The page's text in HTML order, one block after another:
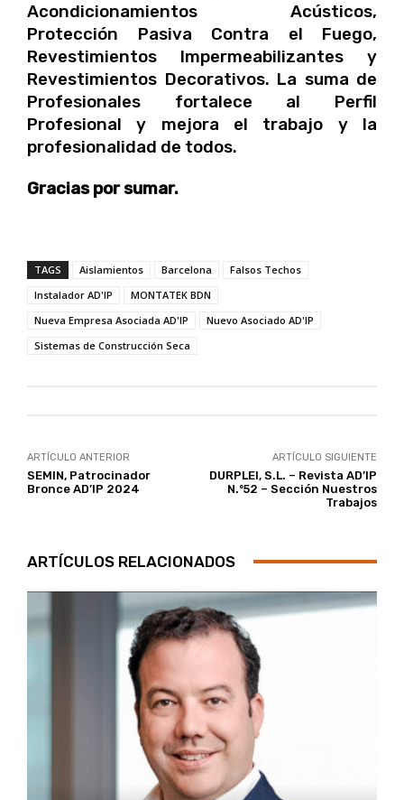
Acondicionamientos Acústicos,
Protección Pasiva Contra el Fuego,
Revestimientos Impermeabilizantes y
Revestimientos Decorativos. La suma de
Profesionales fortalece al Perfil
Profesional y mejora el trabajo y la
profesionalidad de todos.
Gracias por sumar.
TAGS Aislamientos Barcelona
Falsos Techos
Instalador AD'IP
MONTATEK BDN
Nueva Empresa Asociada AD'IP
Nuevo Asociado AD'IP
Sistemas de Construcción Seca
ARTÍCULO ANTERIOR
SEMIN, Patrocinador
Bronce AD’IP 2024
ARTÍCULO SIGUIENTE
DURPLEI, S.L. – Revista AD’IP
N.º52 – Sección Nuestros
Trabajos
ARTÍCULOS RELACIONADOS